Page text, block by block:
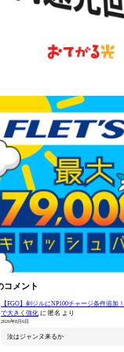
コメント
【FGO】剣ジルにNP100チャージ条件追加
で大きく強化 に 匿名 より
2026年8月6日
汝はジャンヌ来るか